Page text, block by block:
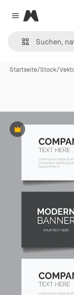
Close menu
Magnific
Startseite/Stock/
Premium